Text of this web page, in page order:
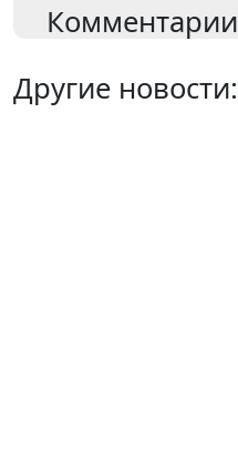
Комментарии
Другие новости: